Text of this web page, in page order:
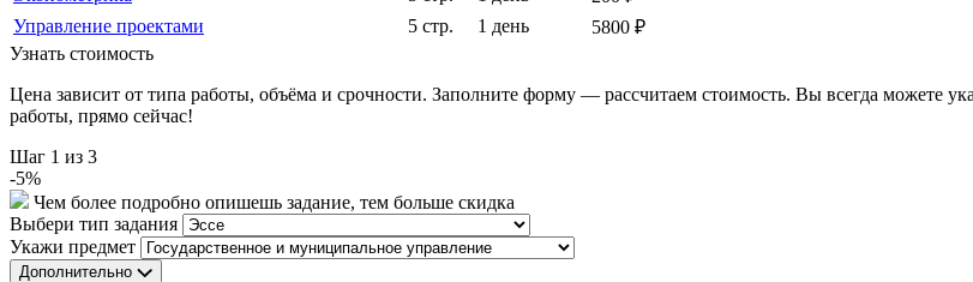
Управление проектами
5 стр. 1 день
5800 ₽
Узнать стоимость
Цена зависит от типа работы, объёма и срочности. Заполните форму — рассчитаем стоимость. Вы всегда можете
работы, прямо сейчас!
Шаг 1 из 3
-5%
Чем более подробно опишешь задание, тем больше скидка
Выбери тип задания
Укажи предмет
Дополнительно